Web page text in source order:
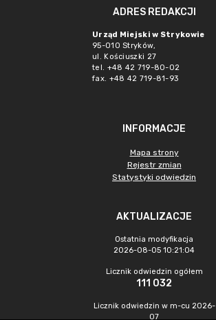
ADRES REDAKCJI
Urząd Miejski w Strykowie
95-010 Stryków,
ul. Kościuszki 27
tel. +48 42 719-80-02
fax. +48 42 719-81-93
INFORMACJE
Mapa strony
Rejestr zmian
Statystyki odwiedzin
AKTUALIZACJE
Ostatnia modyfikacja
2026-08-05 10:21:04
Licznik odwiedzin ogółem
111 032
Licznik odwiedzin w m-cu 2026-
07